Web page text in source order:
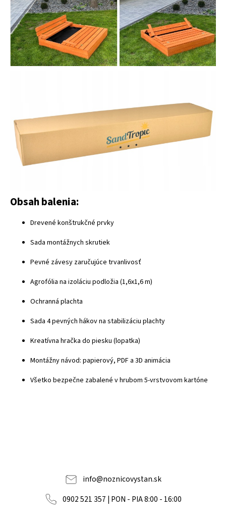
Obsah balenia:
Drevené konštrukčné prvky
Sada montážnych skrutiek
Pevné závesy zaručujúce trvanlivosť
Agrofólia na izoláciu podložia (1,6x1,6 m)
Ochranná plachta
Sada 4 pevných hákov na stabilizáciu plachty
Kreatívna hračka do piesku (lopatka)
Montážny návod: papierový, PDF a 3D animácia
Všetko bezpečne zabalené v hrubom 5-vrstvovom kartóne
info@noznicovystan.sk
0902 521 357 | PON - PIA 8:00 - 16:00